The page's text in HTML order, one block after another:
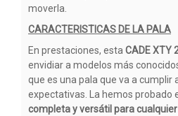
moverla.
CARACTERISTICAS DE LA PALA
En prestaciones, esta CADE XTY
envidiar a modelos más
que es una pala que va a cumplir
expectativas. La hemos probado
completa y versátil para